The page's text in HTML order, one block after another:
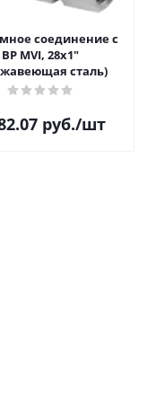
соединение с
ВР MVI, 28x1"
сталь)
руб./шт